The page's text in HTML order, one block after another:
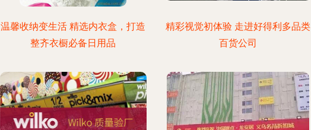
温馨收纳变生活 精选内衣盒，打造
整齐衣橱必备日用品
精彩视觉初体验 走进好得利多品类
百货公司